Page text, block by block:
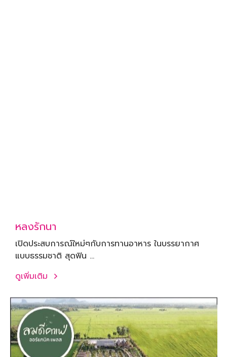
หลงรักนา
เปิดประสบการณ์ใหม่ๆกับการทานอาหาร ในบรรยากาศ
แบบธรรมชาติ สุดฟิน ...
ดูเพิ่มเติม